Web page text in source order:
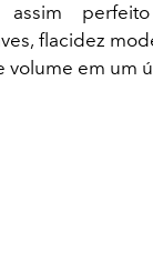
assim
flacidez
volume em um